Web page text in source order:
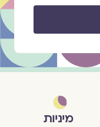
מיניות